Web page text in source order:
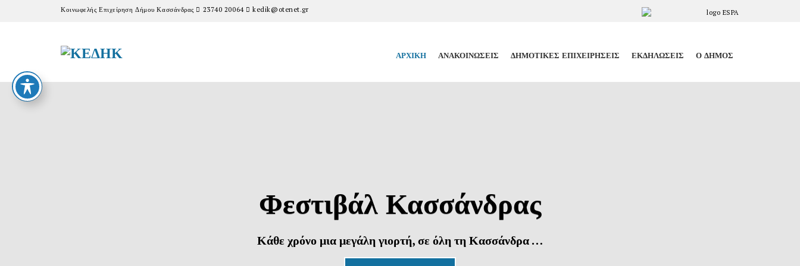
Κοινωφελής Επιχείρηση Δήμου Κασσάνδρας 23740 20064 kedik@otenet.gr
ΑΡΧΙΚΉ ΑΝΑΚΟΙΝΏΣΕΙΣ ΔΗΜΟΤΙΚΈΣ ΕΠΙΧΕΙΡΉΣΕΙΣ ΕΚΔΗΛΏΣΕΙΣ Ο ΔΉΜΟΣ
Φεστιβάλ Κασσάνδρας
Κάθε χρόνο μια μεγάλη γιορτή, σε όλη τη Κασσάνδρα …